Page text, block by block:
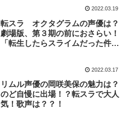
2022.03.19
転スラ オクタグラムの声優は？
劇場版、第３期の前におさらい！
「転生したらスライムだった件」
2022.03.17
リムル声優の岡咲美保の魅力は？
のど自慢に出場！？転スラで大人
気！歌声は？？！